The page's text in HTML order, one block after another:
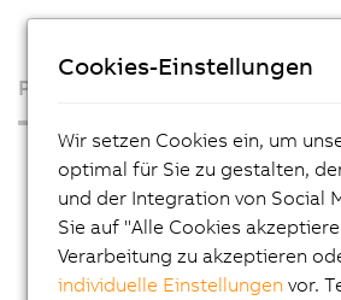
Produkte
Industrie PCs
Visualisieren und Bedienen
Steuerungssysteme
I/O Systeme
Cookies-Einstellungen
Wir setzen Cookies ein, um
optimal für Sie zu gestalten,
und der Integration von Social
Sie auf "Alle Cookies
Verarbeitung zu akzeptieren
individuelle Einstellungen vor.